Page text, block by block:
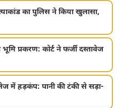
का पुलिस ने किया खुलासा,
प्रकरण: कोर्ट ने फर्जी दस्तावेज
में हड़कंप: पानी की टंकी से सड़ा-